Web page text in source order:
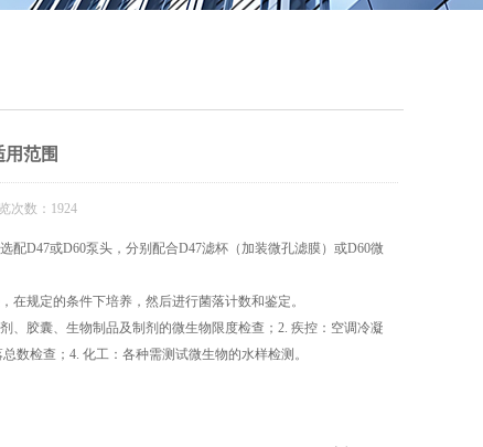
在线咨
QQ
范围
数：1924
D47或D60泵头，分别配合D47滤杯（加装微孔滤膜）或D60微
规定的条件下培养，然后进行菌落计数和鉴定。
、胶囊、生物制品及制剂的微生物限度检查；2. 疾控：空调冷凝
数检查；4. 化工：各种需测试微生物的水样检测。